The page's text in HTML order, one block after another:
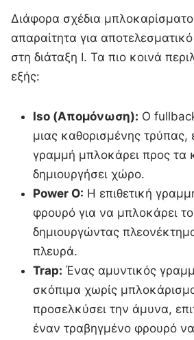
Διάφορα σχέδια
απαραίτητα για
στη διάταξη I. Τα πιο κοινά
εξής:
Iso (Απομόνωση): Ο
μιας καθορισμένης τρύπας,
γραμμή μπλοκάρει προς τα
δημιουργήσει χώρο.
Power O: Η επιθετική
φρουρό για να μπλοκάρει
δημιουργώντας
πλευρά.
Trap: Ένας αμυντικός
σκόπιμα χωρίς
προσελκύσει την άμυνα,
έναν τραβηγμένο φρουρό